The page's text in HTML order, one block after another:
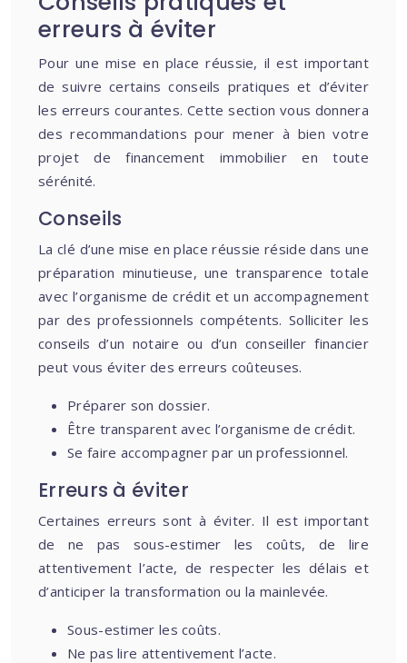
erreurs à éviter
Pour une mise en place réussie, il est important
de suivre certains conseils pratiques et d’éviter
les erreurs courantes. Cette section vous donnera
des recommandations pour mener à bien votre
projet de financement immobilier en toute
sérénité.
Conseils
La clé d’une mise en place réussie réside dans une
préparation minutieuse, une transparence totale
avec l’organisme de crédit et un accompagnement
par des professionnels compétents. Solliciter les
conseils d’un notaire ou d’un conseiller financier
peut vous éviter des erreurs coûteuses.
Préparer son dossier.
Être transparent avec l’organisme de crédit.
Se faire accompagner par un professionnel.
Erreurs à éviter
Certaines erreurs sont à éviter. Il est important
de ne pas sous-estimer les coûts, de lire
attentivement l’acte, de respecter les délais et
d’anticiper la transformation ou la mainlevée.
Sous-estimer les coûts.
Ne pas lire attentivement l’acte.